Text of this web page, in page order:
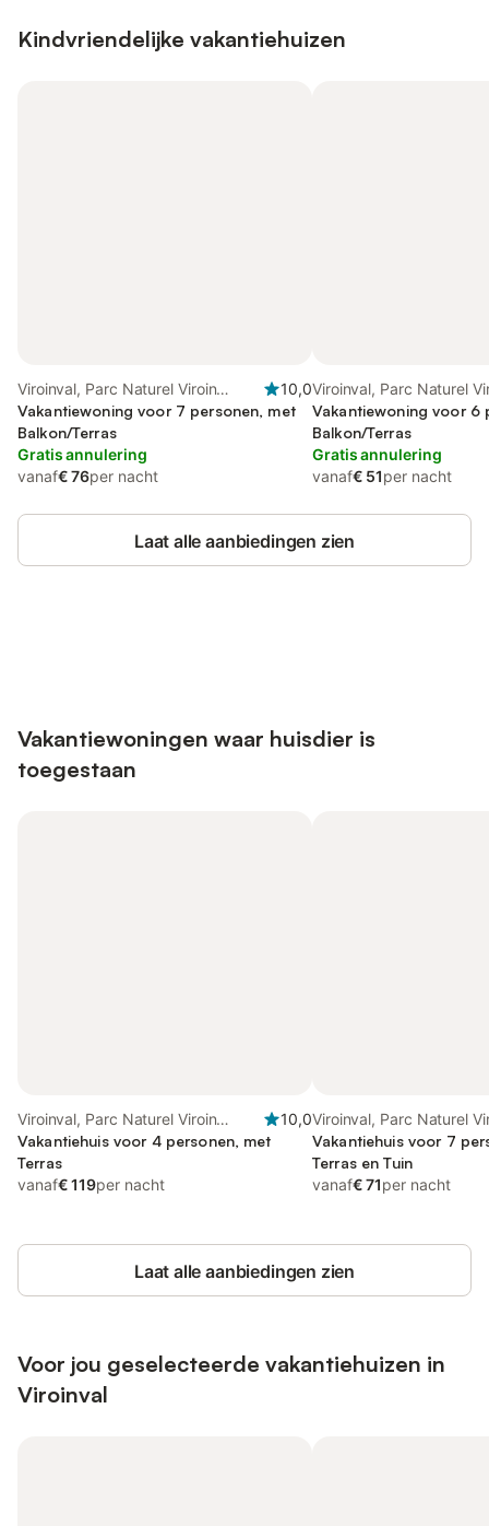
Kindvriendelijke vakantiehuizen
Viroinval, Parc Naturel Viroin
Hermeton
10,0
Vakantiewoning voor 7 personen, met
Balkon/Terras
Gratis annulering
vanaf€ 76per nacht
Viroinval, Parc Naturel
Hermeton
Vakantiewoning voor 6
Balkon/Terras
Gratis annulering
vanaf€ 51per nacht
Laat alle aanbiedingen zien
Vakantiewoningen waar huisdier is
toegestaan
Viroinval, Parc Naturel Viroin
Hermeton
10,0
Vakantiehuis voor 4 personen, met
Terras
vanaf€ 119per nacht
Viroinval, Parc Naturel
Hermeton
Vakantiehuis voor 7
Terras en Tuin
vanaf€ 71per nacht
Laat alle aanbiedingen zien
Voor jou geselecteerde vakantiehuizen in
Viroinval